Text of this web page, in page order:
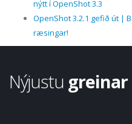
nýtt í OpenShot 3.3
OpenShot 3.2.1 gefið út |
ræsingar!
Nýjustu greinar